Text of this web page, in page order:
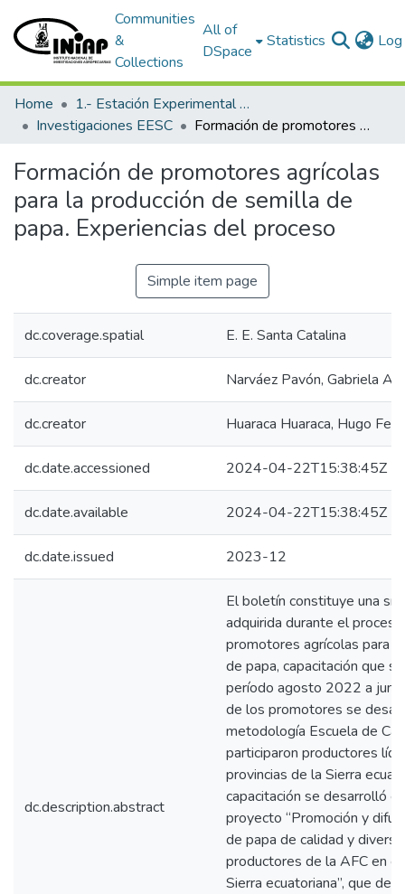
Communities
&
Collections
All of
DSpace
Statistics
Home
1.- Estación Experimental Santa Catalina
Investigaciones EESC
Formación de promotores agrícolas para la producción de semilla de papa. Experiencias del proceso
Formación de promotores agrícolas
para la producción de semilla de
papa. Experiencias del proceso
Simple item page
dc.coverage.spatial E. E. Santa Catalina
dc.creator Narváez Pavón, Gabriela
dc.creator Huaraca Huaraca, Hugo
dc.date.accessioned 2024-04-22T15:38:45Z
dc.date.available 2024-04-22T15:38:45Z
dc.date.issued 2023-12
dc.description.abstract
El boletín constituye una
adquirida durante el
promotores agrícolas para
de papa, capacitación que
período agosto 2022 a
de los promotores se
metodología Escuela de
participaron productores
provincias de la Sierra
capacitación se desarrolló
proyecto “Promoción y
de papa de calidad y
productores de la AFC en
Sierra ecuatoriana”, que